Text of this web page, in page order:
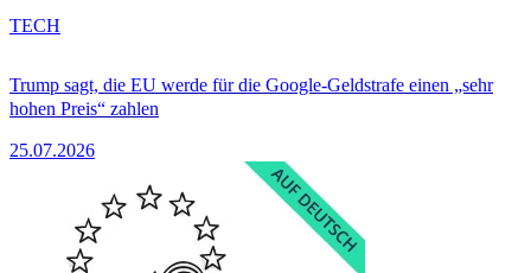
Trump sagt, die EU werde für die Google-Geldstrafe einen „sehr
hohen Preis“ zahlen
25.07.2026
TECH